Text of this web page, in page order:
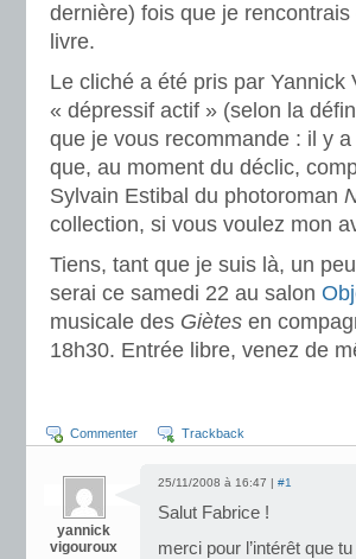
dernière) fois que je
livre.
Le cliché a été pris par
« dépressif actif » (selon la
que je vous recommande : il y
que, au moment du déclic,
Sylvain Estibal du photoroman
collection, si vous voulez mon
Tiens, tant que je suis là, un
serai ce samedi 22 au salon
musicale des Giètes en
18h30. Entrée libre, venez de
Commenter Trackback
yannick
vigouroux
25/11/2008 à 16:47 | #1
Salut Fabrice !
merci pour l’intérêt que